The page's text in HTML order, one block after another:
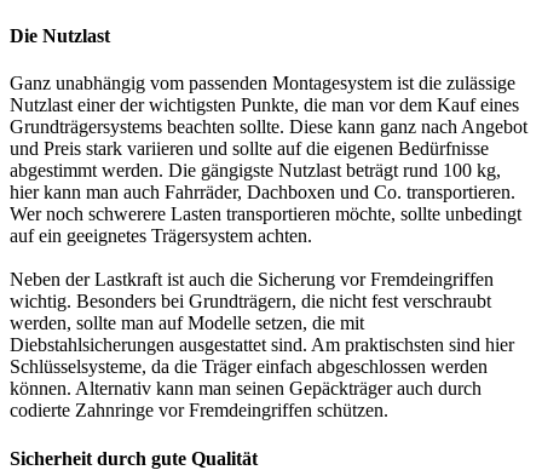
Die Nutzlast
Ganz unabhängig vom passenden Montagesystem ist die zulässige
Nutzlast einer der wichtigsten Punkte, die man vor dem Kauf eines
Grundträgersystems beachten sollte. Diese kann ganz nach Angebot
und Preis stark variieren und sollte auf die eigenen Bedürfnisse
abgestimmt werden. Die gängigste Nutzlast beträgt rund 100 kg,
hier kann man auch Fahrräder, Dachboxen und Co. transportieren.
Wer noch schwerere Lasten transportieren möchte, sollte unbedingt
auf ein geeignetes Trägersystem achten.
Neben der Lastkraft ist auch die Sicherung vor Fremdeingriffen
wichtig. Besonders bei Grundträgern, die nicht fest verschraubt
werden, sollte man auf Modelle setzen, die mit
Diebstahlsicherungen ausgestattet sind. Am praktischsten sind hier
Schlüsselsysteme, da die Träger einfach abgeschlossen werden
können. Alternativ kann man seinen Gepäckträger auch durch
codierte Zahnringe vor Fremdeingriffen schützen.
Sicherheit durch gute Qualität